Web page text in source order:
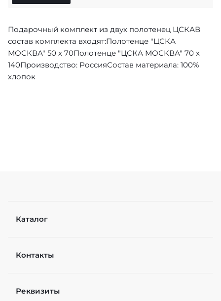
Подарочный комплект из двух полотенец ЦСКАВ
состав комплекта входят:Полотенце "ЦСКА
МОСКВА" 50 х 70Полотенце "ЦСКА МОСКВА" 70 х
140Производство: РоссияСостав материала: 100%
хлопок
Каталог
Контакты
Реквизиты